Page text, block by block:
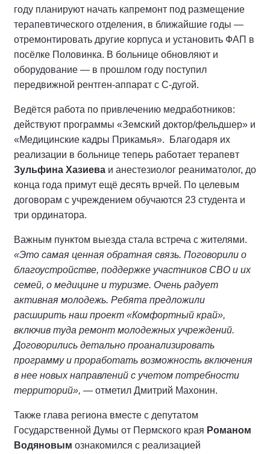
году планируют начать капремонт под размещение
терапевтического отделения, в ближайшие годы —
отремонтировать другие корпуса и установить ФАП в
посёлке Половинка. В больнице обновляют и
оборудование — в прошлом году поступил
передвижной рентген-аппарат с С-дугой.
Ведётся работа по привлечению медработников:
действуют программы «Земский доктор/фельдшер» и
«Медицинские кадры Прикамья». Благодаря их
реализации в больнице теперь работает терапевт
Зульфина Хазиева и анестезиолог реаниматолог, до
конца года примут ещё десять врчей. По целевым
договорам с учреждением обучаются 23 студента и
три ординатора.
Важным пунктом выезда стала встреча с жителями.
«Это самая ценная обратная связь. Поговорили о
благоустройстве, поддержке участников СВО и их
семей, о медицине и туризме. Очень радует
активная молодежь. Ребята предложили
расширить наш проект «Комфортный край»,
включив туда ремонт молодежных учреждений.
Договорились детально проанализировать
программу и проработать возможность включения
в нее новых направлений с учетом потребности
территорий», — отметил Дмитрий Махонин.
Также глава региона вместе с депутатом
Государственной Думы от Пермского края Романом
Водяновым ознакомился с реализацией